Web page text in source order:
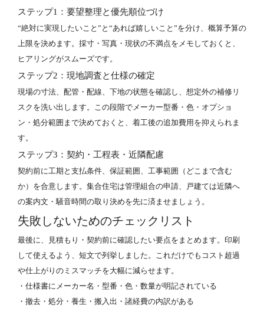
ステップ1：要望整理と優先順位づけ
“絶対に実現したいこと”と“あれば嬉しいこと”を分け、概算予算の
上限を決めます。採寸・写真・現状の不満点をメモしておくと、
ヒアリングがスムーズです。
ステップ2：現地調査と仕様の確定
現場の寸法、配管・配線、下地の状態を確認し、想定外の補修リ
スクを洗い出します。この段階でメーカー型番・色・オプショ
ン・処分範囲まで決めておくと、着工後の追加費用を抑えられま
す。
ステップ3：契約・工程表・近隣配慮
契約前に工期と支払条件、保証範囲、工事範囲（どこまで含む
か）を合意します。集合住宅は管理組合の申請、戸建ては近隣へ
の案内文・騒音時間の取り決めを先に済ませましょう。
失敗しないためのチェックリスト
最後に、見積もり・契約前に確認したい要点をまとめます。印刷
して使えるよう、短文で列挙しました。これだけでもコスト超過
や仕上がりのミスマッチを大幅に減らせます。
・仕様書にメーカー名・型番・色・数量が明記されている
・撤去・処分・養生・搬入出・諸経費の内訳がある